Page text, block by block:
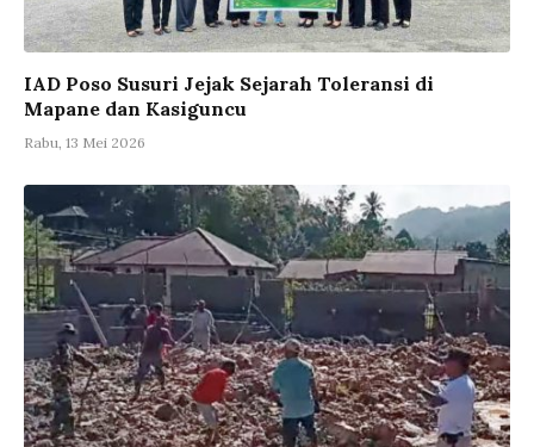
IAD Poso Susuri Jejak Sejarah Toleransi di
Mapane dan Kasiguncu
Rabu, 13 Mei 2026